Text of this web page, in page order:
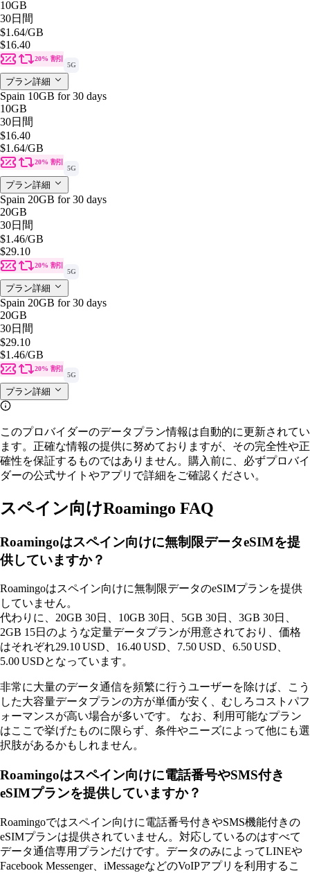
10GB
30日間
$1.64/GB
$16.40
20% 割引
5G
プラン詳細
Spain 10GB for 30 days
10GB
30日間
$16.40
$1.64/GB
20% 割引
5G
プラン詳細
Spain 20GB for 30 days
20GB
30日間
$1.46/GB
$29.10
20% 割引
5G
プラン詳細
Spain 20GB for 30 days
20GB
30日間
$29.10
$1.46/GB
20% 割引
5G
プラン詳細
このプロバイダーのデータプラン情報は自動的に更新されてい
ます。正確な情報の提供に努めておりますが、その完全性や正
確性を保証するものではありません。購入前に、必ずプロバイ
ダーの公式サイトやアプリで詳細をご確認ください。
スペイン向けRoamingo FAQ
Roamingoはスペイン向けに無制限データeSIMを提
供していますか？
Roamingoはスペイン向けに無制限データのeSIMプランを提供
していません。
代わりに、20GB 30日、10GB 30日、5GB 30日、3GB 30日、
2GB 15日のような定量データプランが用意されており、価格
はそれぞれ29.10 USD、16.40 USD、7.50 USD、6.50 USD、
5.00 USDとなっています。
非常に大量のデータ通信を頻繁に行うユーザーを除けば、こう
した大容量データプランの方が単価が安く、むしろコストパフ
ォーマンスが高い場合が多いです。 なお、利用可能なプラン
はここで挙げたものに限らず、条件やニーズによって他にも選
択肢があるかもしれません。
Roamingoはスペイン向けに電話番号やSMS付き
eSIMプランを提供していますか？
Roamingoではスペイン向けに電話番号付きやSMS機能付きの
eSIMプランは提供されていません。対応しているのはすべて
データ通信専用プランだけです。データのみによってLINEや
Facebook Messenger、iMessageなどのVoIPアプリを利用するこ